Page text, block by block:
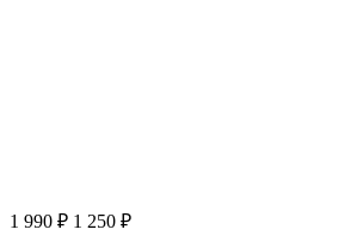
1 990 ₽ 1 250 ₽